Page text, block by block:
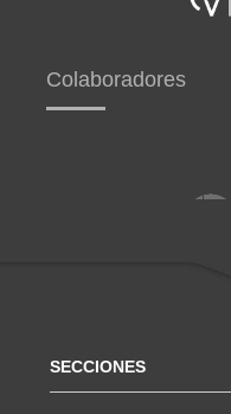
Colaboradores
SECCIONES